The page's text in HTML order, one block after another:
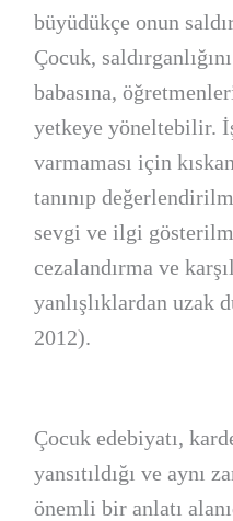
büyüdükçe onun
Çocuk,
babasına,
yetkeye yöneltebilir.
varmaması için
tanınıp
sevgi ve ilgi
cezalandırma ve
yanlışlıklardan uzak
2012).
Çocuk edebiyatı,
yansıtıldığı ve aynı
önemli bir anlatı